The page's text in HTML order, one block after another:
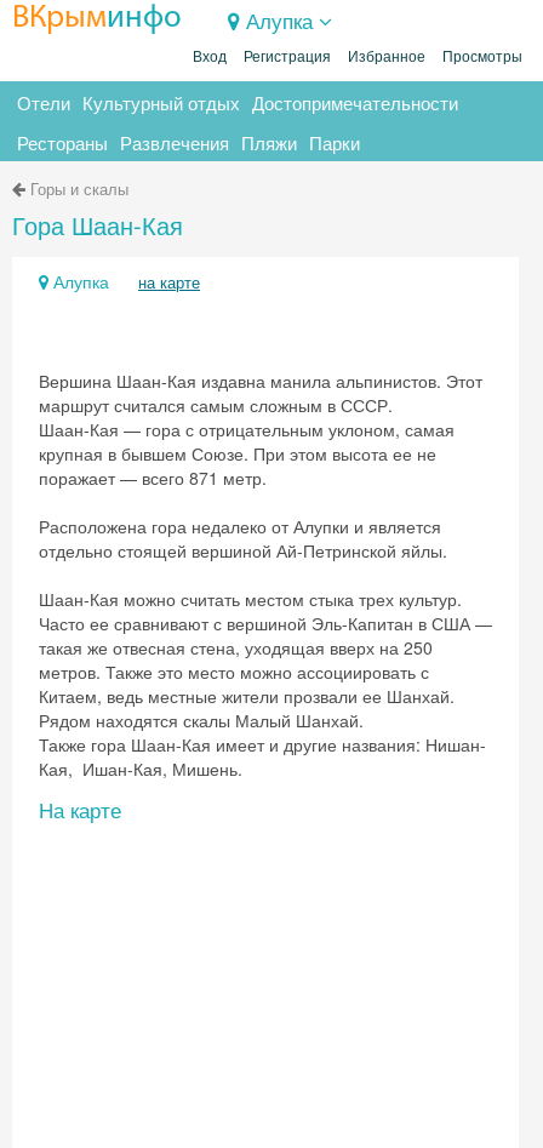
ВКрыминфо Алупка
Вход Регистрация Избранное Просмотры
Отели Культурный отдых Достопримечательности
Рестораны Развлечения Пляжи Парки
Горы и скалы
Гора Шаан-Кая
Алупка на карте
Вершина Шаан-Кая издавна манила альпинистов. Этот
маршрут считался самым сложным в СССР.
Шаан-Кая — гора с отрицательным уклоном, самая
крупная в бывшем Союзе. При этом высота ее не
поражает — всего 871 метр.
Расположена гора недалеко от Алупки и является
отдельно стоящей вершиной Ай-Петринской яйлы.
Шаан-Кая можно считать местом стыка трех культур.
Часто ее сравнивают с вершиной Эль-Капитан в США —
такая же отвесная стена, уходящая вверх на 250
метров. Также это место можно ассоциировать с
Китаем, ведь местные жители прозвали ее Шанхай.
Рядом находятся скалы Малый Шанхай.
Также гора Шаан-Кая имеет и другие названия: Нишан-
Кая, Ишан-Кая, Мишень.
На карте